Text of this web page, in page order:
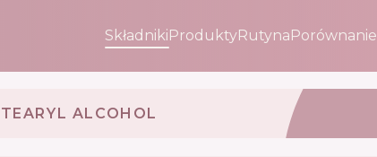
SkładnikiProduktyRutynaPorównanie
ALCOHOL